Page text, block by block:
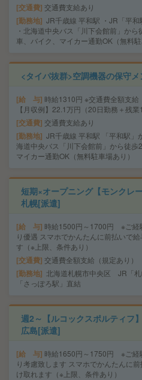
交通費 交通費支給あり
勤務地 JR千歳線 平和駅 ・JR「平和
・北海道中央バス「川下会館前」から
車、バイク、マイカー通勤OK（無料駐
<タイパ抜群>空調機器の保守
給 与 時給1310円 ※交通費全額支給
【月収例】22.1万円（20日勤務＋残業
交通費 交通費支給あり
勤務地 JR千歳線 平和駅 「平和駅」
海道中央バス「川下会館前」から徒歩2
マイカー通勤OK（無料駐車場あり）
短期×オープニング【モンク
札幌[派遣]
給 与 時給1500円～1700円 ※ご経
り優遇 スマホでかんたんに前払いで
す（※上限、条件あり）
交通費 交通費全額支給（規定あり）
勤務地
北海道札幌市中央区 JR「札
「さっぽろ駅」直結
週2～【ルコックスポルティ
広島[派遣]
給 与 時給1650円～1750円 ※ご経
り考慮致します スマホでかんたんに
け取れます（※上限、条件あり）